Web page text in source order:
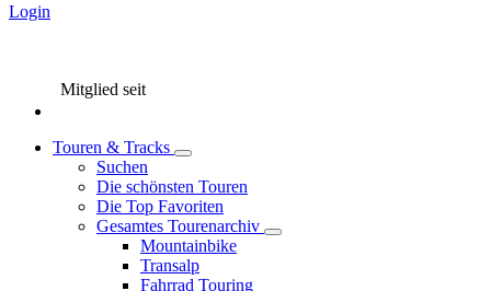
Login
Mitglied seit
Touren & Tracks
Suchen
Die schönsten Touren
Die Top Favoriten
Gesamtes Tourenarchiv
Mountainbike
Transalp
Fahrrad Touring